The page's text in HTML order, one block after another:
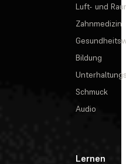
Luft- und
Zahnmedizin
Bildung
Schmuck
Audio
Lernen